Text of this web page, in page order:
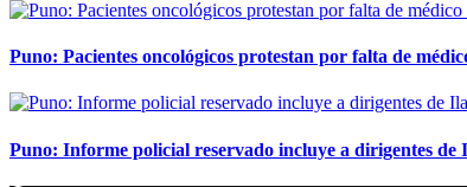
Puno: Pacientes oncológicos protestan por falta de
Puno: Informe policial reservado incluye a dirigentes